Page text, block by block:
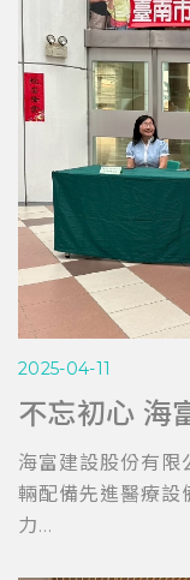
2025-04-11
海富建設股份有限
輛配備先進醫療設
力...